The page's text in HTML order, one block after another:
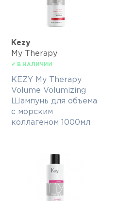
Kezy
My Therapy
✔ В НАЛИЧИИ
KEZY My Therapy
Volume Volumizing
Шампунь для объема
с морским
коллагеном 1000мл